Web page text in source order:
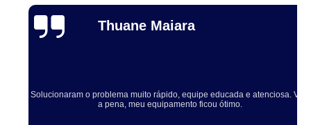
Thuane Maiara
Solucionaram o problema muito rápido, equipe educada e atenciosa. Vale
a pena, meu equipamento ficou ótimo.